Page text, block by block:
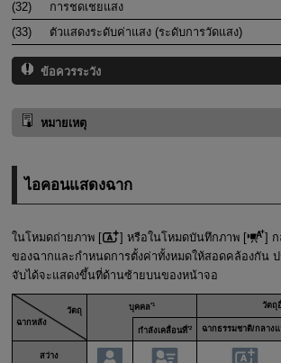
(32)
การชดเชยแสง
(33)
ตัวแสดงระดับค่าแสง (ระดับการวัดแสง)
ข้อควรระวัง
หมายเหตุ
ไอคอนแสดงฉาก
ในโหมดถ่ายภาพ [ ] หรือในโหมดบันทึกภาพ [
] ก
ของฉากและกำหนดการตั้งค่าทั้งหมดให้สอดคล้องกัน ป
จับได้จะแสดงขึ้นที่ด้านซ้ายบนของหน้าจอ
วัตถุ
ฉากหลัง
บุคคล*1
วัตถุ
กำลังเคลื่อนที่*2 ฉากธรรมชาติ/กลางแ
สว่าง